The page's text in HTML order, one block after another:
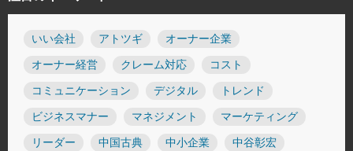
いい会社 アトツギ オーナー企業
オーナー経営 クレーム対応 コスト
コミュニケーション デジタル トレンド
ビジネスマナー マネジメント マーケティング
リーダー 中国古典 中小企業 中谷彰宏